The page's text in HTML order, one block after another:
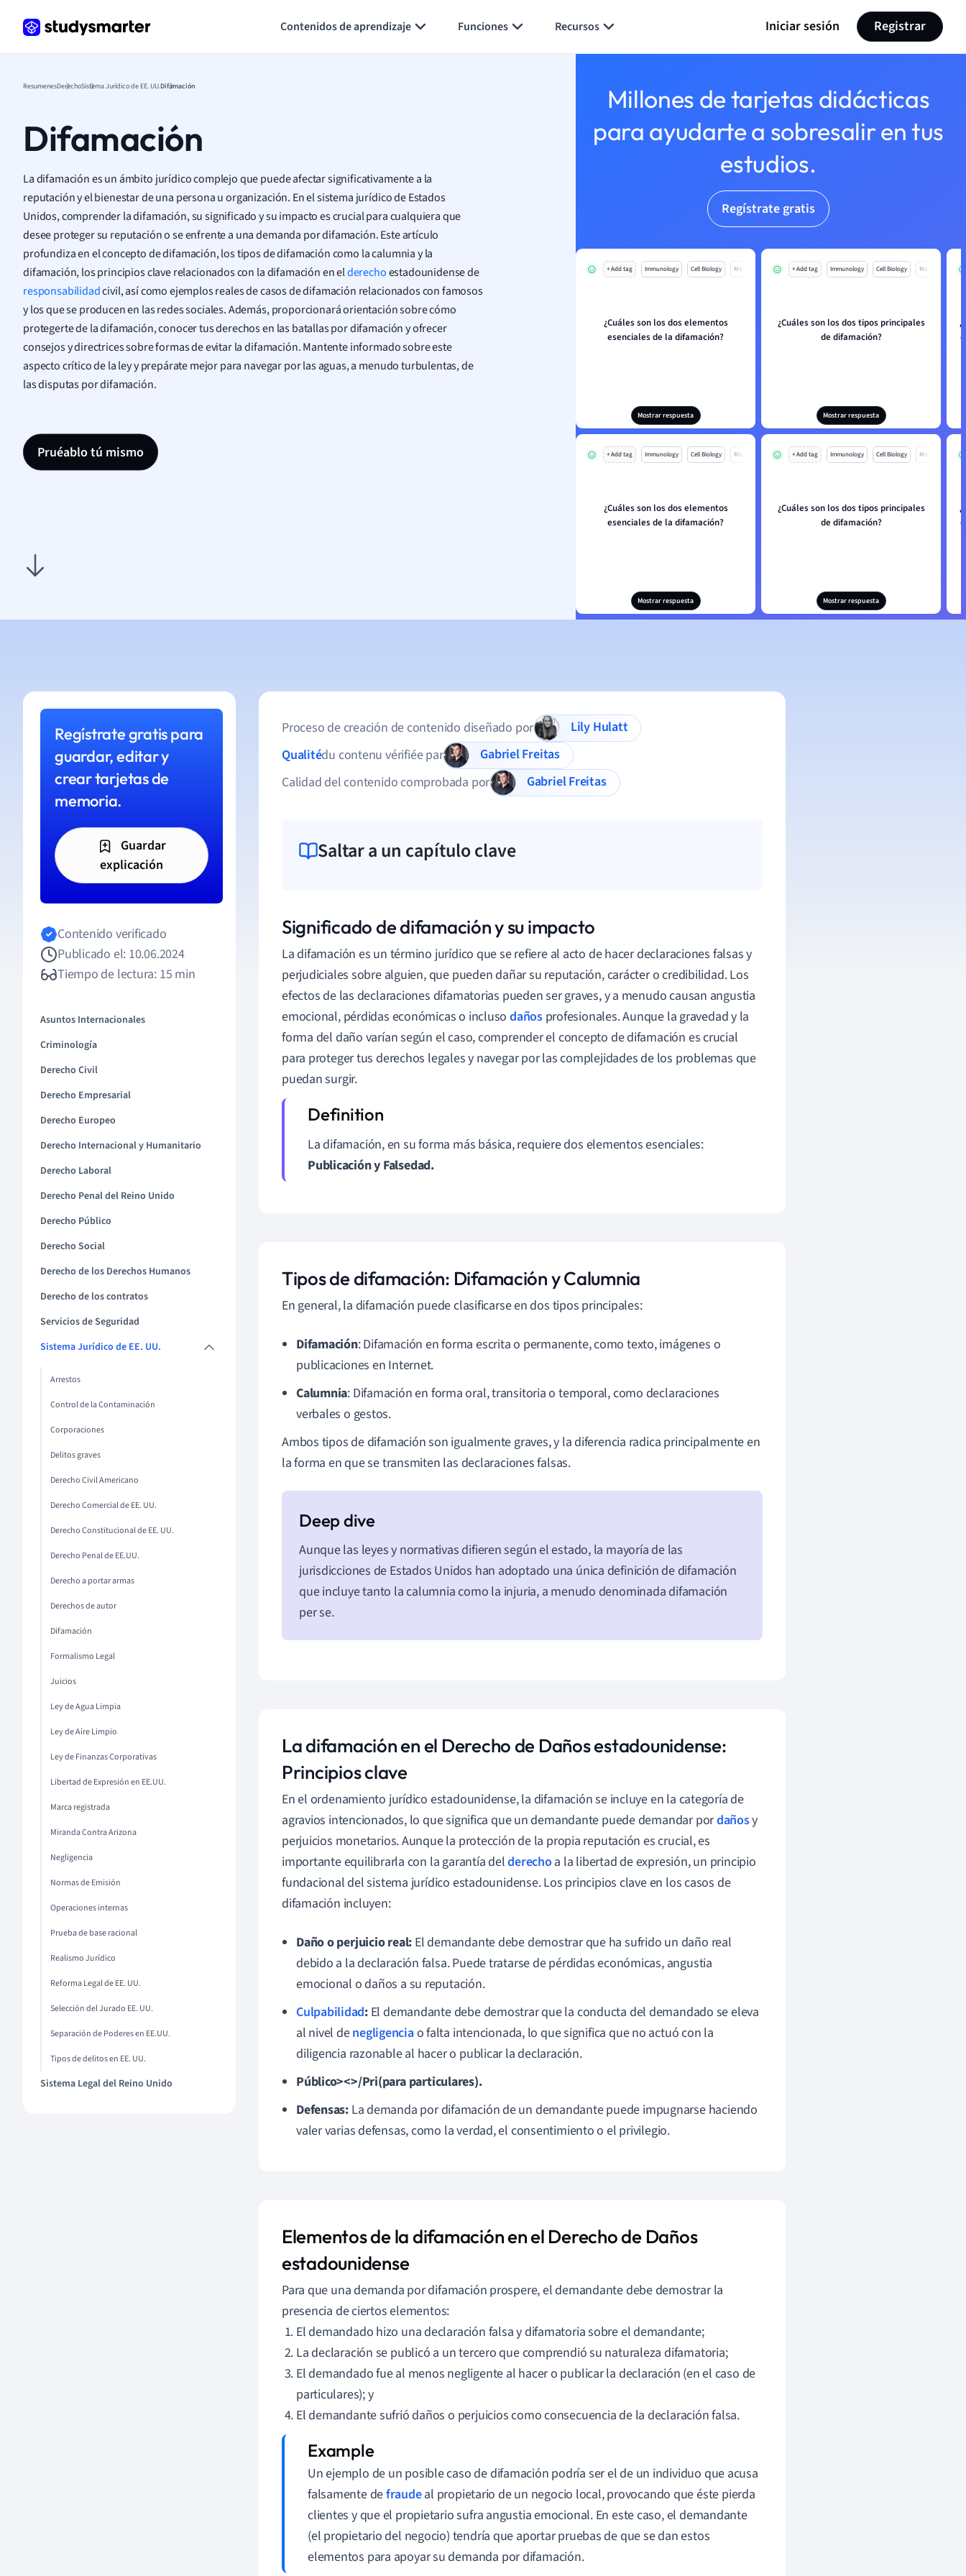
Contenidos de aprendizaje Funciones Recursos Iniciar sesión Registrar
ResumenesDerechoSistema Jurídico de EE. UU.Difamación
Difamación
La difamación es un ámbito jurídico complejo que puede afectar significativamente a la
reputación y el bienestar de una persona u organización. En el sistema jurídico de Estados
Unidos, comprender la difamación, su significado y su impacto es crucial para cualquiera que
desee proteger su reputación o se enfrente a una demanda por difamación. Este artículo
profundiza en el concepto de difamación, los tipos de difamación como la calumnia y la
difamación, los principios clave relacionados con la difamación en elderechoestadounidense de
responsabilidadcivil, así como ejemplos reales de casos de difamación relacionados con famosos
y los que se producen en las redes sociales. Además, proporcionará orientación sobre cómo
protegerte de la difamación, conocer tus derechos en las batallas por difamación y ofrecer
consejos y directrices sobre formas de evitar la difamación. Mantente informado sobre este
aspecto crítico de la ley y prepárate mejor para navegar por las aguas, a menudo turbulentas, de
las disputas por difamación.
Pruéablo tú mismo
Millones de tarjetas didácticas
para ayudarte a sobresalir en tus
estudios.
Regístrate gratis
+ Add tag Immunology Cell Biology Mo
¿Cuáles son los dos elementos
esenciales de la difamación?
Mostrar respuesta
+ Add tag Immunology Cell Biology Mo
¿Cuáles son los dos tipos principales
de difamación?
Mostrar respuesta
+ Add tag Immunology Cell Biology Mo
¿Cuáles son los dos elementos
esenciales de la difamación?
Mostrar respuesta
+ Add tag Immunology Cell Biology Mo
¿Cuáles son los dos tipos principales
de difamación?
Mostrar respuesta
Regístrate gratis para
guardar, editar y
crear tarjetas de
memoria.
Guardar
explicación
Contenido verificado
Publicado el: 10.06.2024
Tiempo de lectura: 15 min
Asuntos Internacionales
Criminología
Derecho Civil
Derecho Empresarial
Derecho Europeo
Derecho Internacional y Humanitario
Derecho Laboral
Derecho Penal del Reino Unido
Derecho Público
Derecho Social
Derecho de los Derechos Humanos
Derecho de los contratos
Servicios de Seguridad
Sistema Jurídico de EE. UU.
Arrestos
Control de la Contaminación
Corporaciones
Delitos graves
Derecho Civil Americano
Derecho Comercial de EE. UU.
Derecho Constitucional de EE. UU.
Derecho Penal de EE.UU.
Derecho a portar armas
Derechos de autor
Difamación
Formalismo Legal
Juicios
Ley de Agua Limpia
Ley de Aire Limpio
Ley de Finanzas Corporativas
Libertad de Expresión en EE.UU.
Marca registrada
Miranda Contra Arizona
Negligencia
Normas de Emisión
Operaciones internas
Prueba de base racional
Realismo Jurídico
Reforma Legal de EE. UU.
Selección del Jurado EE. UU.
Separación de Poderes en EE.UU.
Tipos de delitos en EE. UU.
Sistema Legal del Reino Unido
Proceso de creación de contenido diseñado por
Lily Hulatt
Qualitédu contenu vérifiée par
Gabriel Freitas
Calidad del contenido comprobada por
Gabriel Freitas
Saltar a un capítulo clave
Significado de difamación y su impacto
La difamación es un término jurídico que se refiere al acto de hacer declaraciones falsas y
perjudiciales sobre alguien, que pueden dañar su reputación, carácter o credibilidad. Los
efectos de las declaraciones difamatorias pueden ser graves, y a menudo causan angustia
emocional, pérdidas económicas o incluso dañosprofesionales. Aunque la gravedad y la
forma del daño varían según el caso, comprender el concepto de difamación es crucial
para proteger tus derechos legales y navegar por las complejidades de los problemas que
puedan surgir.
La difamación, en su forma más básica, requiere dos elementos esenciales:
Publicación y Falsedad.
Tipos de difamación: Difamación y Calumnia
En general, la difamación puede clasificarse en dos tipos principales:
Difamación: Difamación en forma escrita o permanente, como texto, imágenes o
publicaciones en Internet.
Calumnia: Difamación en forma oral, transitoria o temporal, como declaraciones
verbales o gestos.
Ambos tipos de difamación son igualmente graves, y la diferencia radica principalmente en
la forma en que se transmiten las declaraciones falsas.
Aunque las leyes y normativas difieren según el estado, la mayoría de las
jurisdicciones de Estados Unidos han adoptado una única definición de difamación
que incluye tanto la calumnia como la injuria, a menudo denominada difamación
per se.
La difamación en el Derecho de Daños estadounidense:
Principios clave
En el ordenamiento jurídico estadounidense, la difamación se incluye en la categoría de
agravios intencionados, lo que significa que un demandante puede demandar pordañosy
perjuicios monetarios. Aunque la protección de la propia reputación es crucial, es
importante equilibrarla con la garantía delderechoa la libertad de expresión, un principio
fundacional del sistema jurídico estadounidense. Los principios clave en los casos de
difamación incluyen:
Daño o perjuicio real: El demandante debe demostrar que ha sufrido un daño real
debido a la declaración falsa. Puede tratarse de pérdidas económicas, angustia
emocional o daños a su reputación.
Culpabilidad:El demandante debe demostrar que la conducta del demandado se eleva
al nivel denegligenciao falta intencionada, lo que significa que no actuó con la
diligencia razonable al hacer o publicar la declaración.
Público><>/Pri(para particulares).
Defensas: La demanda por difamación de un demandante puede impugnarse haciendo
valer varias defensas, como la verdad, el consentimiento o el privilegio.
Elementos de la difamación en el Derecho de Daños
estadounidense
Para que una demanda por difamación prospere, el demandante debe demostrar la
presencia de ciertos elementos:
El demandado hizo una declaración falsa y difamatoria sobre el demandante;
La declaración se publicó a un tercero que comprendió su naturaleza difamatoria;
El demandado fue al menos negligente al hacer o publicar la declaración (en el caso de
particulares); y
El demandante sufrió daños o perjuicios como consecuencia de la declaración falsa.
Un ejemplo de un posible caso de difamación podría ser el de un individuo que acusa
falsamente defraudeal propietario de un negocio local, provocando que éste pierda
clientes y que el propietario sufra angustia emocional. En este caso, el demandante
(el propietario del negocio) tendría que aportar pruebas de que se dan estos
elementos para apoyar su demanda por difamación.